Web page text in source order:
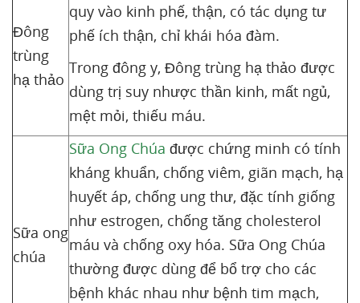
Đông
trùng
hạ thảo
quy vào kinh phế, thận, có tác dụng tư
phế ích thận, chỉ khái hóa đàm.
Trong đông y, Đông trùng hạ thảo được
dùng trị suy nhược thần kinh, mất ngủ,
mệt mỏi, thiếu máu.
Sữa ong
chúa
Sữa Ong Chúa được chứng minh có tính
kháng khuẩn, chống viêm, giãn mạch, hạ
huyết áp, chống ung thư, đặc tính giống
như estrogen, chống tăng cholesterol
máu và chống oxy hóa. Sữa Ong Chúa
thường được dùng để bổ trợ cho các
bệnh khác nhau như bệnh tim mạch,